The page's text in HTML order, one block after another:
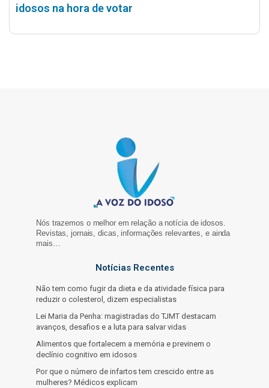
idosos na hora de votar
Nós trazemos o melhor em relação a notícia de idosos.
Revistas, jornais, dicas, informações relevantes, e ainda
mais…
Notícias Recentes
Não tem como fugir da dieta e da atividade física para
reduzir o colesterol, dizem especialistas
Lei Maria da Penha: magistradas do TJMT destacam
avanços, desafios e a luta para salvar vidas
Alimentos que fortalecem a memória e previnem o
declínio cognitivo em idosos
Por que o número de infartos tem crescido entre as
mulheres? Médicos explicam